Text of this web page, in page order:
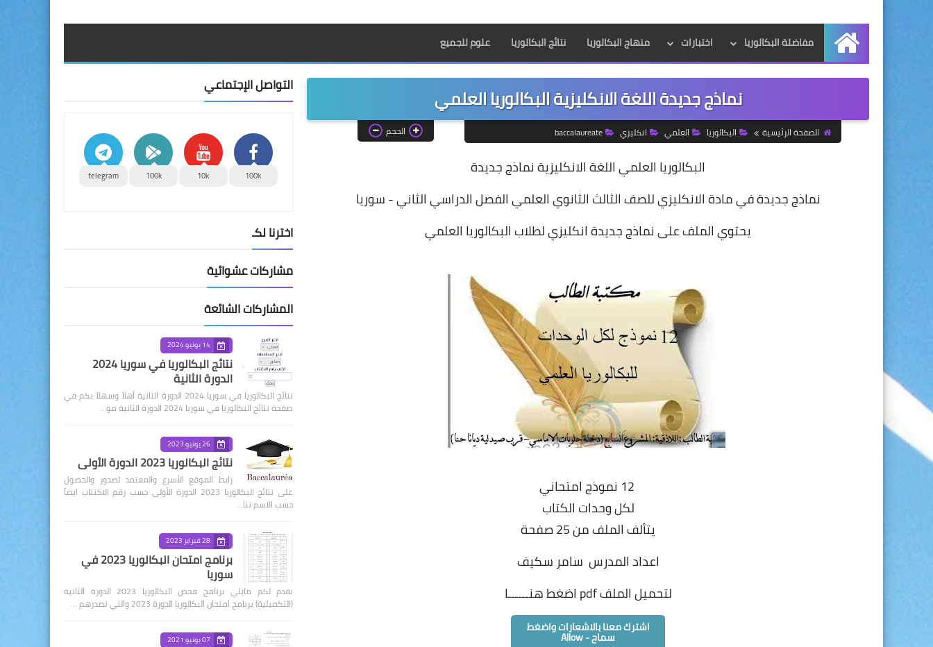
الرئيسية
مفاضلة البكالوريا اختبارات منهاج البكالوريا نتائج البكالوريا علوم للجميع
نماذج جديدة اللغة الانكليزية البكالوريا العلمي
الصفحة الرئيسية البكالوريا العلمي انكليزي baccalaureate الحجم
البكالوريا العلمي اللغة الانكليزية نماذج جديدة
نماذج جديدة في مادة الانكليزي للصف الثالث الثانوي العلمي الفصل الدراسي الثاني - سوريا
يحتوي الملف على نماذج جديدة انكليزي لطلاب البكالوريا العلمي
لكل وحدات الكتاب
يتألف الملف من 25 صفحة
اعداد المدرس سامر سكيف
لتحميل الملف pdf
اضغط هنــــــا
اشترك معنا بالاشعارات واضغط
سماح - Allow
التواصل الإجتماعي
100k
10k
100k
telegram
اخترنا لكـ
مشاركات عشوائية
المشاركات الشائعة
14 يونيو 2024
نتائج البكالوريا في سوريا 2024
الدورة الثانية
نتائج البكالوريا في سوريا 2024 الدورة الثانية أهلاً وسهلاً بكم في
صفحة نتائج البكالوريا في سوريا 2024 الدورة الثانية مو…
26 يونيو 2023
نتائج البكالوريا 2023 الدورة الأولى
رابط الموقع الأسرع والمعتمد لصدور والحصول
على نتائج البكالوريا 2023 الدورة الأولى حسب رقم الاكتتاب ايضاً
حسب الاسم نتا…
28 فبراير 2023
برنامج امتحان البكالوريا 2023 في
سوريا
نقدم لكم مايلي برنامج فحص البكالوريا 2023 الدورة الثانية
(التكميلية) برنامج امتحان البكالوريا الدورة 2023 والتي تصدرهم …
07 يونيو 2021